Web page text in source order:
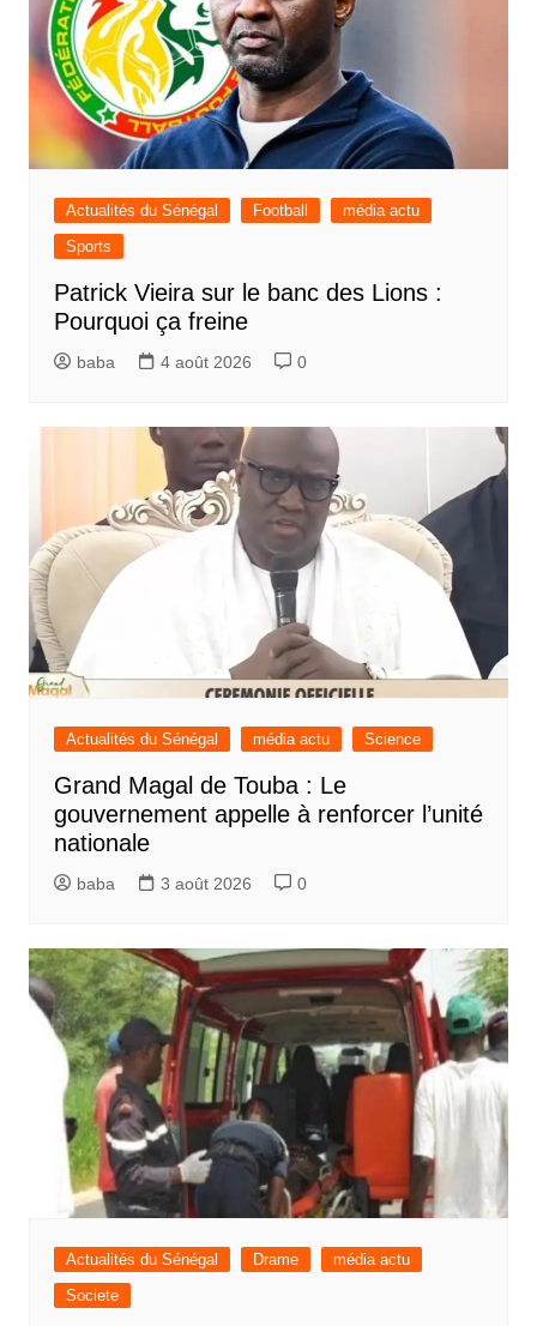
Actualités du Sénégal Football
média actu
Sports
Patrick Vieira sur le banc des Lions :
Pourquoi ça freine
baba 4 août 2026 0
Actualités du Sénégal média actu Science
Grand Magal de Touba : Le
gouvernement appelle à renforcer l’unité
nationale
baba 3 août 2026 0
Actualités du Sénégal Drame
média actu
Societe